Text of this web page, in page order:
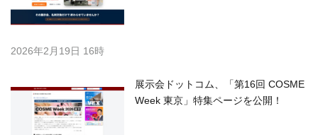
2026年2月19日 16時
展示会ドットコム、「第16回 COSME
Week 東京」特集ページを公開！